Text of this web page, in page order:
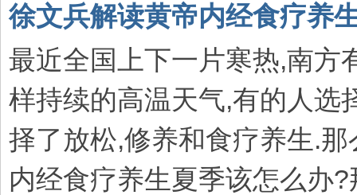
徐文兵解读黄帝内经食疗养
最近全国上下一片寒热,南方
样持续的高温天气,有的人选
择了放松,修养和食疗养生.
内经食疗养生夏季该怎么办